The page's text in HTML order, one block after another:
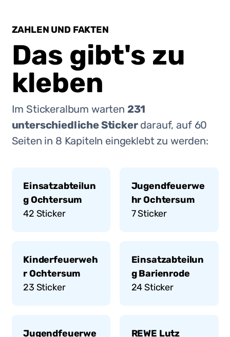
ZAHLEN UND FAKTEN
Das gibt's zu
kleben
Im Stickeralbum warten 231
unterschiedliche Sticker darauf, auf 60
Seiten in 8 Kapiteln eingeklebt zu werden:
Einsatzabteilun
g Ochtersum
42 Sticker
Jugendfeuerwe
hr Ochtersum
7Sticker
Kinderfeuerweh
r Ochtersum
23 Sticker
Einsatzabteilun
g Barienrode
24Sticker
Jugendfeuerwe REWE Lutz